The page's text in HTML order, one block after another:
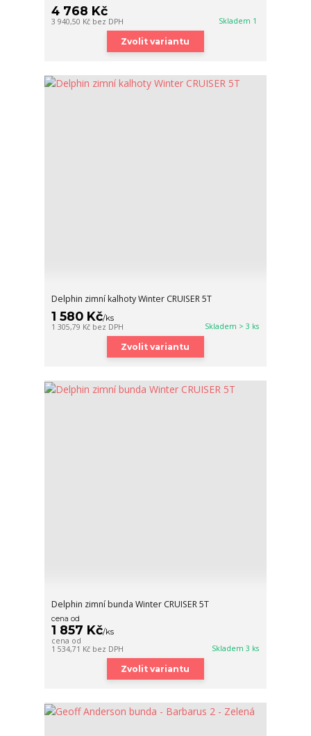
4 768 Kč
3 940,50 Kč bez DPH Skladem 1
Zvolit variantu
Delphin zimní kalhoty Winter CRUISER 5T
1 580 Kč/ks
1 305,79 Kč bez DPH Skladem > 3 ks
Zvolit variantu
Delphin zimní bunda Winter CRUISER 5T
cena od
1 857 Kč/ks
cena od
1 534,71 Kč bez DPH Skladem 3 ks
Zvolit variantu